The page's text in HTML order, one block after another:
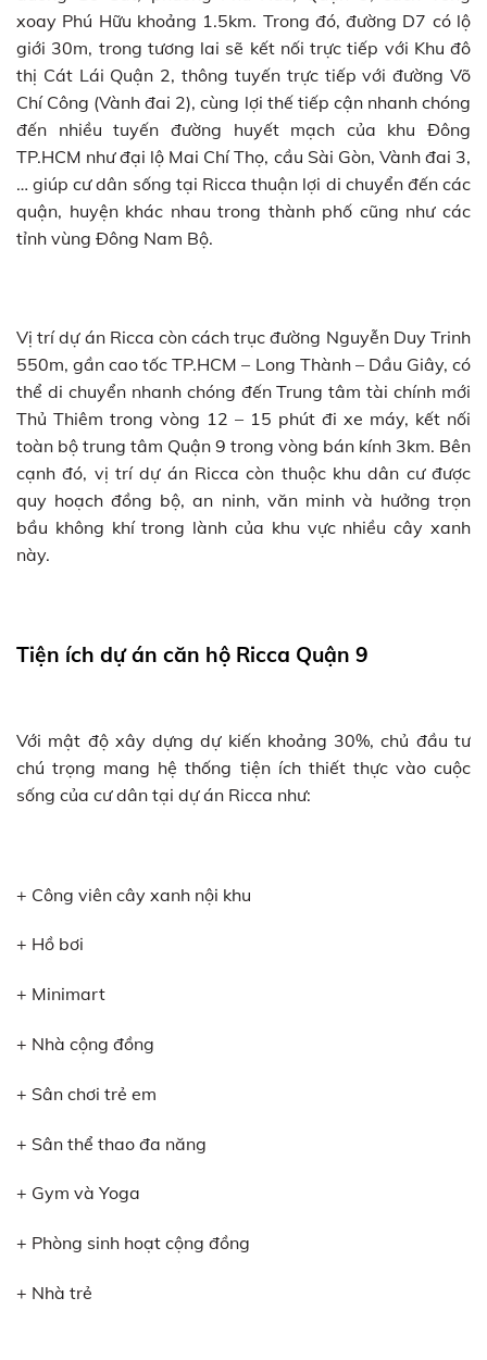
xoay Phú Hữu khoảng 1.5km. Trong đó, đường D7 có lộ
giới 30m, trong tương lai sẽ kết nối trực tiếp với Khu đô
thị Cát Lái Quận 2, thông tuyến trực tiếp với đường Võ
Chí Công (Vành đai 2), cùng lợi thế tiếp cận nhanh chóng
đến nhiều tuyến đường huyết mạch của khu Đông
TP.HCM như đại lộ Mai Chí Thọ, cầu Sài Gòn, Vành đai 3,
… giúp cư dân sống tại Ricca thuận lợi di chuyển đến các
quận, huyện khác nhau trong thành phố cũng như các
tỉnh vùng Đông Nam Bộ.
Vị trí dự án Ricca còn cách trục đường Nguyễn Duy Trinh
550m, gần cao tốc TP.HCM – Long Thành – Dầu Giây, có
thể di chuyển nhanh chóng đến Trung tâm tài chính mới
Thủ Thiêm trong vòng 12 – 15 phút đi xe máy, kết nối
toàn bộ trung tâm Quận 9 trong vòng bán kính 3km. Bên
cạnh đó, vị trí dự án Ricca còn thuộc khu dân cư được
quy hoạch đồng bộ, an ninh, văn minh và hưởng trọn
bầu không khí trong lành của khu vực nhiều cây xanh
này.
Tiện ích dự án căn hộ Ricca Quận 9
Với mật độ xây dựng dự kiến khoảng 30%, chủ đầu tư
chú trọng mang hệ thống tiện ích thiết thực vào cuộc
sống của cư dân tại dự án Ricca như:
+ Công viên cây xanh nội khu
+ Hồ bơi
+ Minimart
+ Nhà cộng đồng
+ Sân chơi trẻ em
+ Sân thể thao đa năng
+ Gym và Yoga
+ Phòng sinh hoạt cộng đồng
+ Nhà trẻ